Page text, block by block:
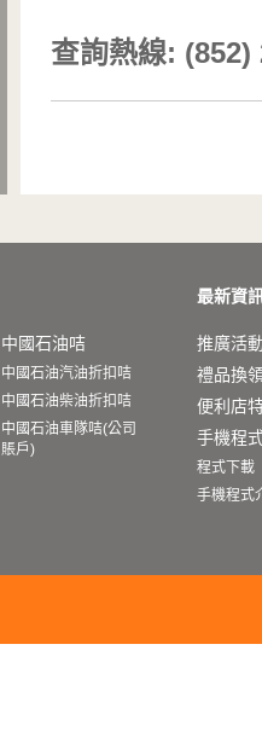
查詢熱線: (852)
中國石油咭
中國石油汽油折扣咭
中國石油柴油折扣咭
中國石油車隊咭(公司
賬戶)
最新資
推廣活
禮品換
便利店
手機程
程式下載
手機程式